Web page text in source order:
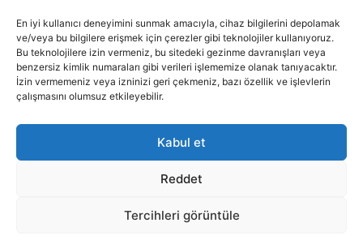
En iyi kullanıcı deneyimini sunmak amacıyla, cihaz bilgilerini depolamak
ve/veya bu bilgilere erişmek için çerezler gibi teknolojiler kullanıyoruz.
Bu teknolojilere izin vermeniz, bu sitedeki gezinme davranışları veya
benzersiz kimlik numaraları gibi verileri işlememize olanak tanıyacaktır.
İzin vermemeniz veya izninizi geri çekmeniz, bazı özellik ve işlevlerin
çalışmasını olumsuz etkileyebilir.
Kabul et
Reddet
Tercihleri görüntüle
ADRES
Purified Air
Romford
İLETIŞIM
+44 (0) 1708 755
enq@purifiedair.com
SOSYAL